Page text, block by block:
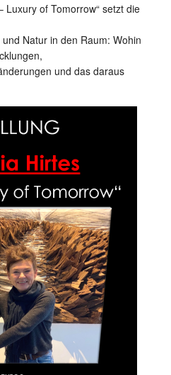
Luxury of Tomorrow“ setzt die
Natur in den Raum: Wohin
und das daraus